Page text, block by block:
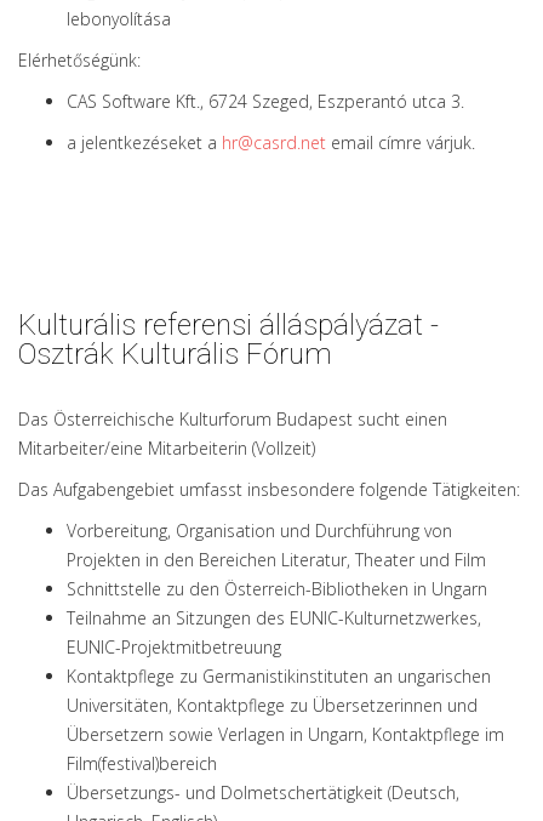
lebonyolítása
Elérhetőségünk:
CAS Software Kft., 6724 Szeged, Eszperantó utca 3.
a jelentkezéseket a hr@casrd.net email címre várjuk.
Kulturális referensi álláspályázat -
Osztrák Kulturális Fórum
Das Österreichische Kulturforum Budapest sucht einen
Mitarbeiter/eine Mitarbeiterin (Vollzeit)
Das Aufgabengebiet umfasst insbesondere folgende Tätigkeiten:
Vorbereitung, Organisation und Durchführung von
Projekten in den Bereichen Literatur, Theater und Film
Schnittstelle zu den Österreich-Bibliotheken in Ungarn
Teilnahme an Sitzungen des EUNIC-Kulturnetzwerkes,
EUNIC-Projektmitbetreuung
Kontaktpflege zu Germanistikinstituten an ungarischen
Universitäten, Kontaktpflege zu Übersetzerinnen und
Übersetzern sowie Verlagen in Ungarn, Kontaktpflege im
Film(festival)bereich
Übersetzungs- und Dolmetschertätigkeit (Deutsch,